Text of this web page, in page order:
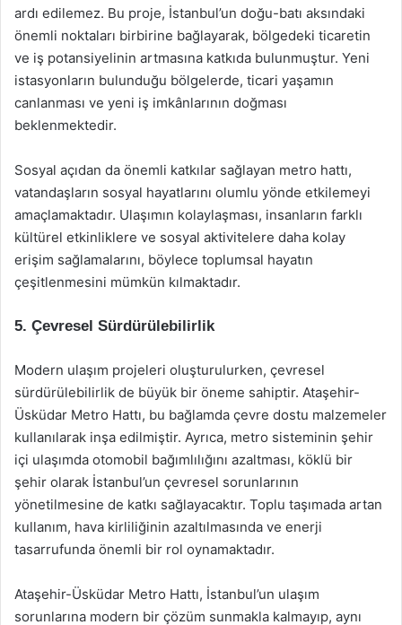
ardı edilemez. Bu proje, İstanbul’un doğu-batı aksındaki
önemli noktaları birbirine bağlayarak, bölgedeki ticaretin
ve iş potansiyelinin artmasına katkıda bulunmuştur. Yeni
istasyonların bulunduğu bölgelerde, ticari yaşamın
canlanması ve yeni iş imkânlarının doğması
beklenmektedir.
Sosyal açıdan da önemli katkılar sağlayan metro hattı,
vatandaşların sosyal hayatlarını olumlu yönde etkilemeyi
amaçlamaktadır. Ulaşımın kolaylaşması, insanların farklı
kültürel etkinliklere ve sosyal aktivitelere daha kolay
erişim sağlamalarını, böylece toplumsal hayatın
çeşitlenmesini mümkün kılmaktadır.
5. Çevresel Sürdürülebilirlik
Modern ulaşım projeleri oluşturulurken, çevresel
sürdürülebilirlik de büyük bir öneme sahiptir. Ataşehir-
Üsküdar Metro Hattı, bu bağlamda çevre dostu malzemeler
kullanılarak inşa edilmiştir. Ayrıca, metro sisteminin şehir
içi ulaşımda otomobil bağımlılığını azaltması, köklü bir
şehir olarak İstanbul’un çevresel sorunlarının
yönetilmesine de katkı sağlayacaktır. Toplu taşımada artan
kullanım, hava kirliliğinin azaltılmasında ve enerji
tasarrufunda önemli bir rol oynamaktadır.
Ataşehir-Üsküdar Metro Hattı, İstanbul’un ulaşım
sorunlarına modern bir çözüm sunmakla kalmayıp, aynı